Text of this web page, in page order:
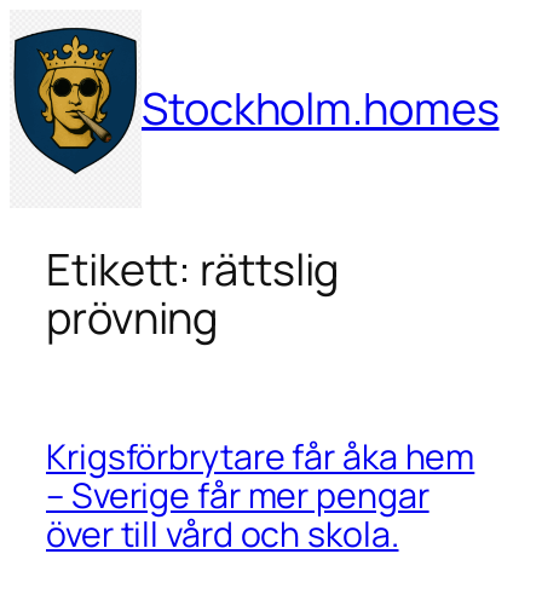
Hoppa
till
innehåll
Stockholm.homes
Etikett: rättslig
prövning
Krigsförbrytare får åka hem
– Sverige får mer pengar
över till vård och skola.